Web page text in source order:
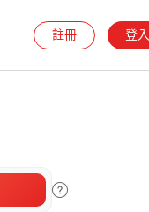
註冊 登入